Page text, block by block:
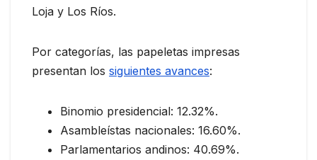
Loja y Los Ríos.
Por categorías, las papeletas impresas
presentan los siguientes avances:
Binomio presidencial: 12.32%.
Asambleístas nacionales: 16.60%.
Parlamentarios andinos: 40.69%.